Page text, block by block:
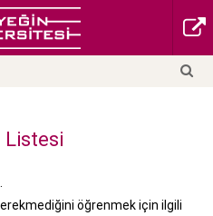
Listesi
öğrenmek için ilgili